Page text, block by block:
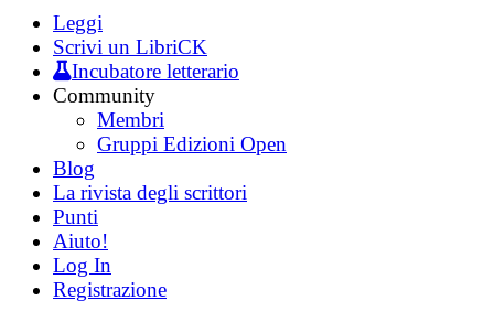
Leggi
Scrivi un LibriCK
Incubatore letterario
Community
Membri
Gruppi Edizioni Open
Blog
La rivista degli scrittori
Punti
Aiuto!
Log In
Registrazione